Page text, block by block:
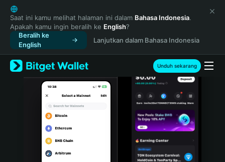
English
日本語
Tiếng Việt
Русский
Español (Latinoamérica)
Türkçe
Italiano
Português (Portugal)
Bahasa Indonesia
Saat ini kamu melihat halaman ini dalam Bahasa Indonesia.
Apakah kamu ingin beralih ke English?
Beralih ke
English
Lanjutkan dalam Bahasa Indonesia
Unduh sekarang